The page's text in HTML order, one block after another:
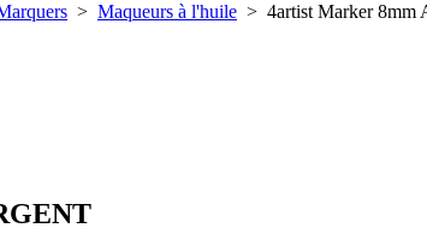
> Maqueurs à l'huile > 4artist Marker 8mm